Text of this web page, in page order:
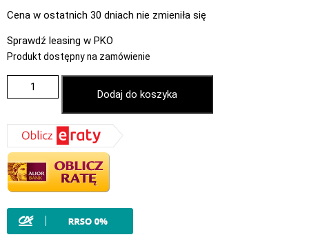
Cena w ostatnich 30 dniach nie zmieniła się
Sprawdź leasing w PKO
Produkt dostępny na zamówienie
Dodaj do koszyka